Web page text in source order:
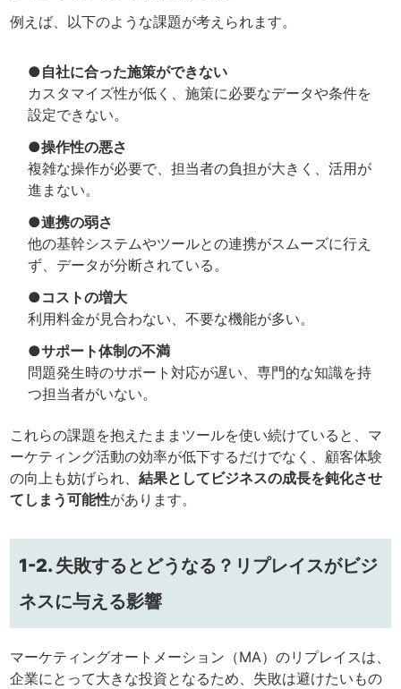
例えば、以下のような課題が考えられます。
●自社に合った施策ができない
カスタマイズ性が低く、施策に必要なデータや条件を
設定できない。
●操作性の悪さ
複雑な操作が必要で、担当者の負担が大きく、活用が
進まない。
●連携の弱さ
他の基幹システムやツールとの連携がスムーズに行え
ず、データが分断されている。
●コストの増大
利用料金が見合わない、不要な機能が多い。
●サポート体制の不満
問題発生時のサポート対応が遅い、専門的な知識を持
つ担当者がいない。
これらの課題を抱えたままツールを使い続けていると、マ
ーケティング活動の効率が低下するだけでなく、顧客体験
の向上も妨げられ、結果としてビジネスの成長を鈍化させ
てしまう可能性があります。
1-2. 失敗するとどうなる？リプレイスがビジ
ネスに与える影響
マーケティングオートメーション（MA）のリプレイスは、
企業にとって大きな投資となるため、失敗は避けたいもの